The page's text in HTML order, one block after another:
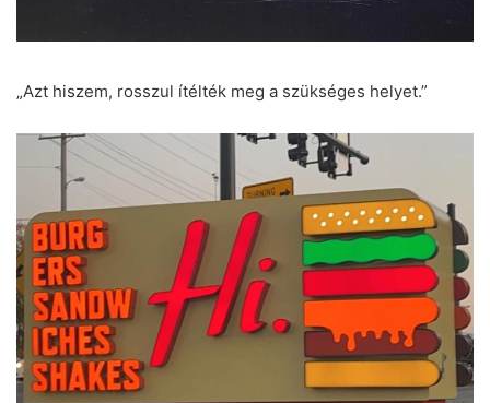
„Azt hiszem, rosszul ítélték meg a szükséges helyet.”